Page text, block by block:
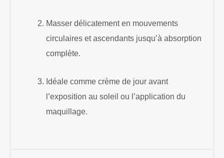
Masser délicatement en mouvements
circulaires et ascendants jusqu’à absorption
complète.
Idéale comme crème de jour avant
l’exposition au soleil ou l’application du
maquillage.